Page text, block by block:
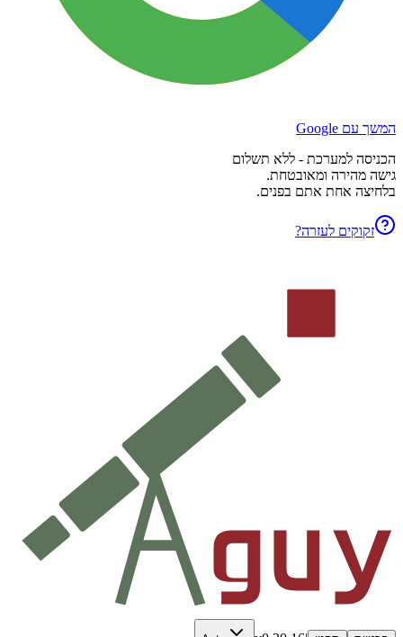
המשך עם Google
הכניסה למערכת - ללא תשלום
גישה מהירה ומאובטחת.
בלחיצה אחת אתם בפנים.
זקוקים לעזרה?